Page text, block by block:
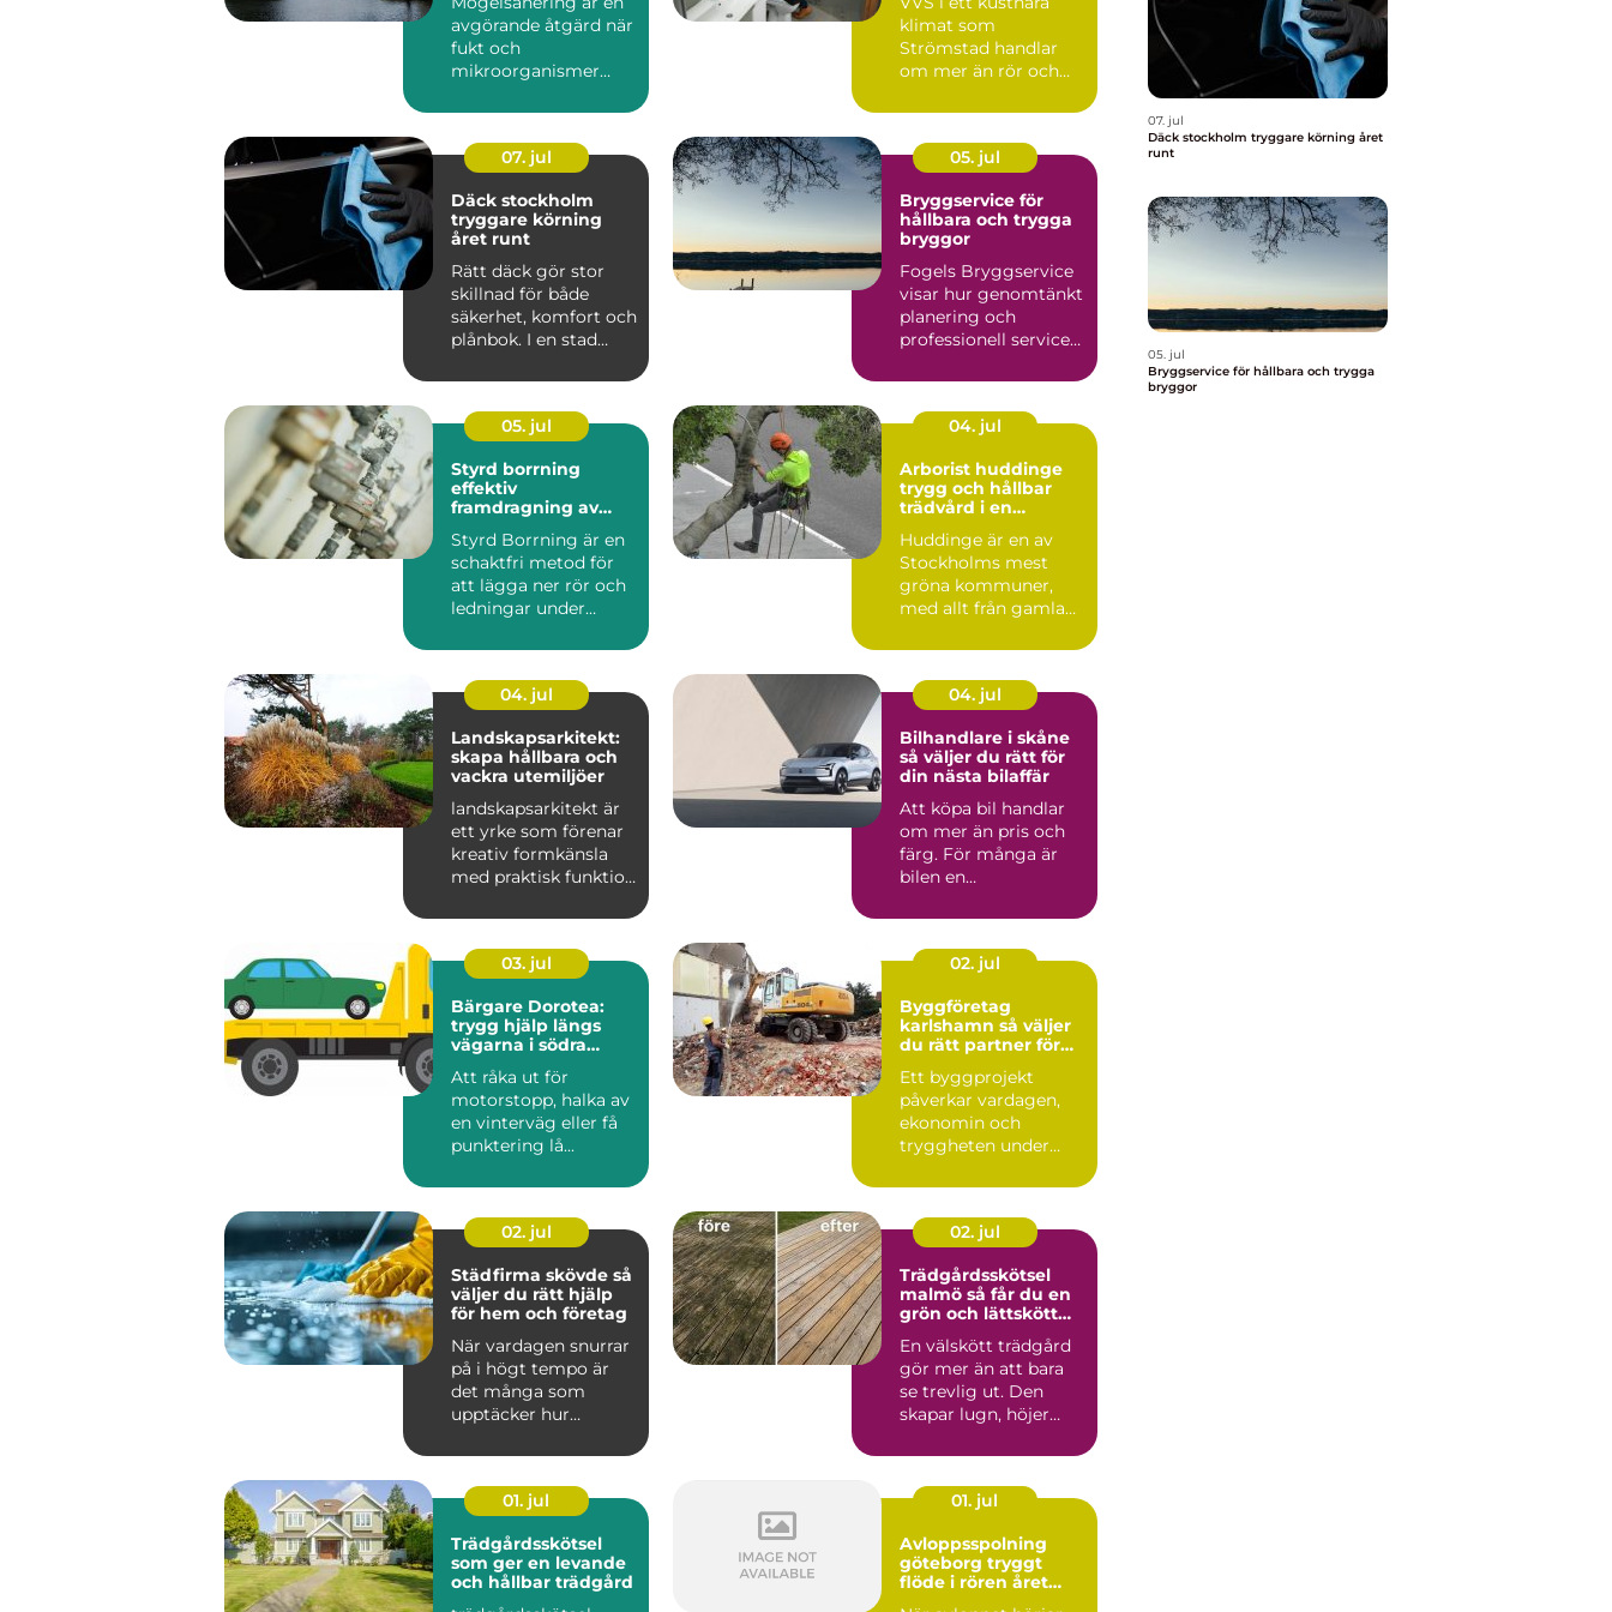
avgörande åtgärd när
fukt och
mikroorganismer
klimat som
Strömstad handlar
om mer än rör och
07. jul
Däck stockholm
tryggare körning
året runt
Rätt däck gör stor
skillnad för både
säkerhet, komfort och
plånbok. I en stad
tvä...
05. jul
Bryggservice för
hållbara och trygga
bryggor
Fogels Bryggservice
visar hur genomtänkt
planering och
professionell service
05. jul
Styrd borrning
effektiv
framdragning av
schakt
Styrd Borrning är en
schaktfri metod för
att lägga ner rör och
ledningar under
grä...
04. jul
Arborist huddinge
trygg och hållbar
trädvård i en
Huddinge är en av
Stockholms mest
gröna kommuner,
med allt från gamla
naturtomter till...
04. jul
Landskapsarkitekt:
skapa hållbara och
vackra utemiljöer
landskapsarkitekt är
ett yrke som förenar
kreativ formkänsla
med praktisk funktion
04. jul
Bilhandlare i skåne
så väljer du rätt för
din nästa bilaffär
Att köpa bil handlar
om mer än pris och
färg. För många är
bilen en
ska fungera v...
03. jul
Bärgare Dorotea:
trygg hjälp längs
vägarna i södra
Att råka ut för
motorstopp, halka av
en vinterväg eller få
punktering lå...
02. jul
Byggföretag
karlshamn så väljer
du rätt partner för
Ett byggprojekt
påverkar vardagen,
ekonomin och
tryggheten under
Därför spelar vale...
02. jul
Städfirma skövde så
väljer du rätt hjälp
för hem och företag
När vardagen snurrar
på i högt tempo är
det många som
upptäcker hur
hjälp a...
02. jul
Trädgårdsskötsel
malmö så får du en
grön och lättskött
En välskött trädgård
gör mer än att bara
se trevlig ut. Den
skapar lugn, höjer
oc...
01. jul
Trädgårdsskötsel
som ger en levande
och hållbar trädgård
01. jul
Avloppsspolning
göteborg tryggt
flöde i rören året
07. jul
Däck stockholm tryggare körning året
runt
05. jul
Bryggservice för hållbara och trygga
bryggor